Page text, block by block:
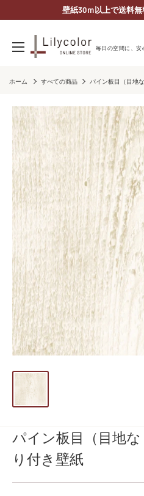
壁紙30ｍ以上で送料無
毎​日の​空間に、​安
リ
カ
オ
ン
ラ
イ
ン
ス
ア
ホーム すべての商品 パイン板目（目地
パイン板目（目地
り付き壁紙